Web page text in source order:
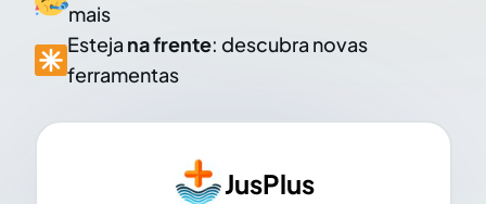
mais
Esteja na frente: descubra novas
ferramentas
JusPlus